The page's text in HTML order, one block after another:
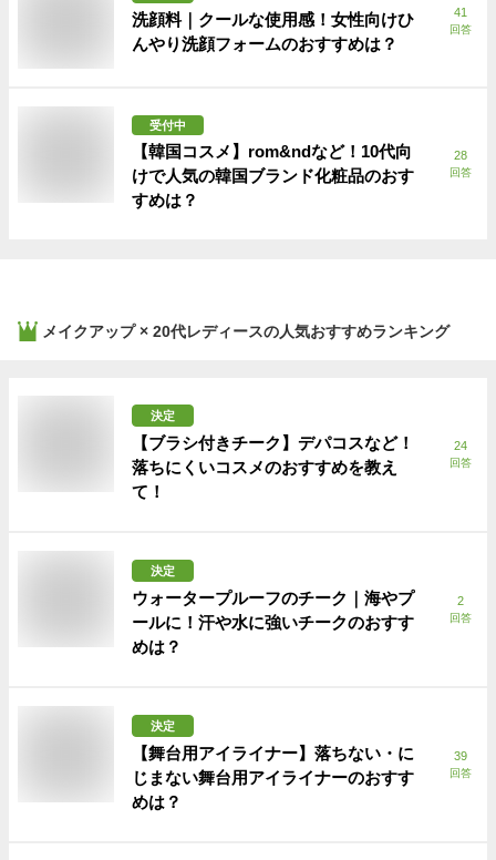
洗顔料｜クールな使用感！女性向けひ
んやり洗顔フォームのおすすめは？
41
回答
受付中
【韓国コスメ】rom&ndなど！10代向
けで人気の韓国ブランド化粧品のおす
すめは？
28
回答
メイクアップ × 20代レディースの人気おすすめランキング
決定
【ブラシ付きチーク】デパコスなど！
落ちにくいコスメのおすすめを教え
て！
24
回答
決定
ウォータープルーフのチーク｜海やプ
ールに！汗や水に強いチークのおすす
めは？
2
回答
決定
【舞台用アイライナー】落ちない・に
じまない舞台用アイライナーのおすす
めは？
39
回答